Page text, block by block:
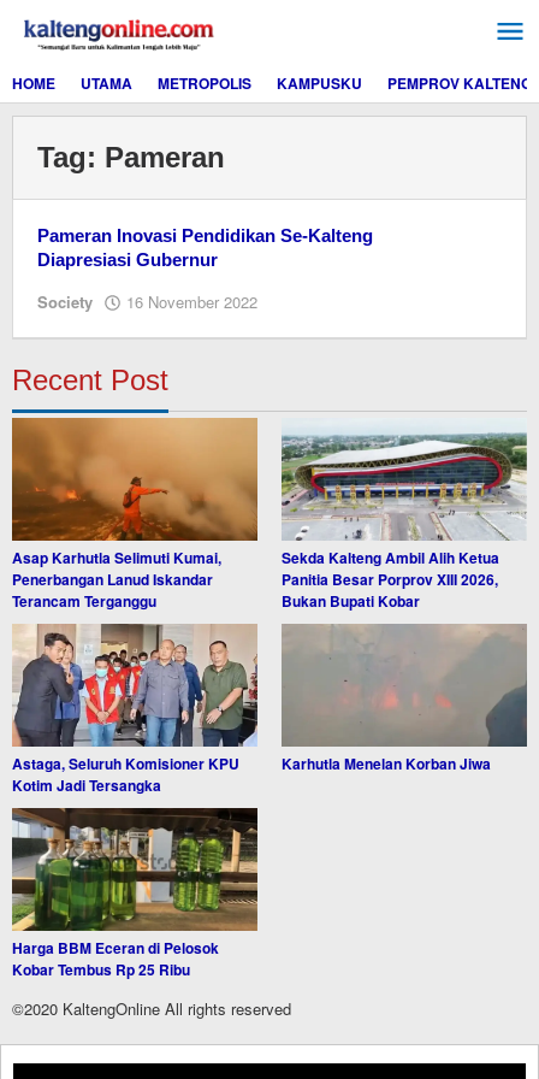
konten
HOME
UTAMA METROPOLIS KAMPUSKU PEMPROV KALTENG
Tag: Pameran
Pameran Inovasi Pendidikan Se-Kalteng
Diapresiasi Gubernur
Society 16 November 2022
Recent Post
Asap Karhutla Selimuti Kumai,
Penerbangan Lanud Iskandar
Terancam Terganggu
Sekda Kalteng Ambil Alih Ketua
Panitia Besar Porprov XIII 2026,
Bukan Bupati Kobar
Astaga, Seluruh Komisioner KPU
Kotim Jadi Tersangka
Karhutla Menelan Korban Jiwa
Harga BBM Eceran di Pelosok
Kobar Tembus Rp 25 Ribu
©2020 KaltengOnline All rights reserved